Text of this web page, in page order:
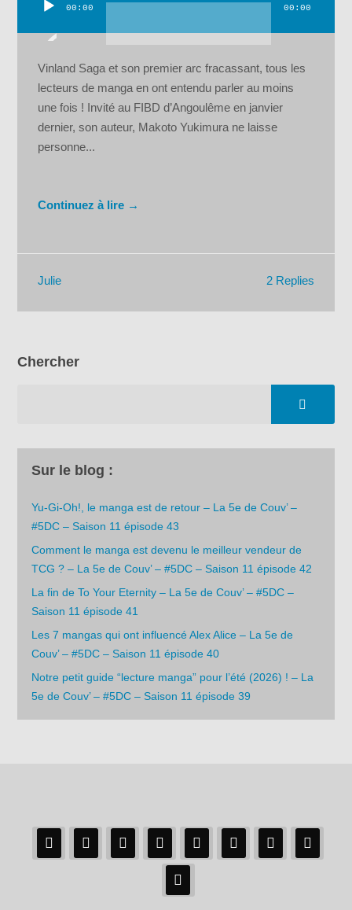
00:00 00:00
Vinland Saga et son premier arc fracassant, tous les
lecteurs de manga en ont entendu parler au moins
une fois ! Invité au FIBD d’Angoulême en janvier
dernier, son auteur, Makoto Yukimura ne laisse
personne...
Continuez à lire →
2 Replies
Julie
Chercher
Sur le blog :
Yu-Gi-Oh!, le manga est de retour – La 5e de Couv’ –
#5DC – Saison 11 épisode 43
Comment le manga est devenu le meilleur vendeur de
TCG ? – La 5e de Couv’ – #5DC – Saison 11 épisode 42
La fin de To Your Eternity – La 5e de Couv’ – #5DC –
Saison 11 épisode 41
Les 7 mangas qui ont influencé Alex Alice – La 5e de
Couv’ – #5DC – Saison 11 épisode 40
Notre petit guide “lecture manga” pour l’été (2026) ! – La
5e de Couv’ – #5DC – Saison 11 épisode 39